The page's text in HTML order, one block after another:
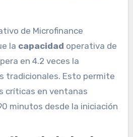
de Microfinance
la capacidad operativa de
en 4.2 veces la
tradicionales. Esto permite
críticas en ventanas
minutos desde la iniciación